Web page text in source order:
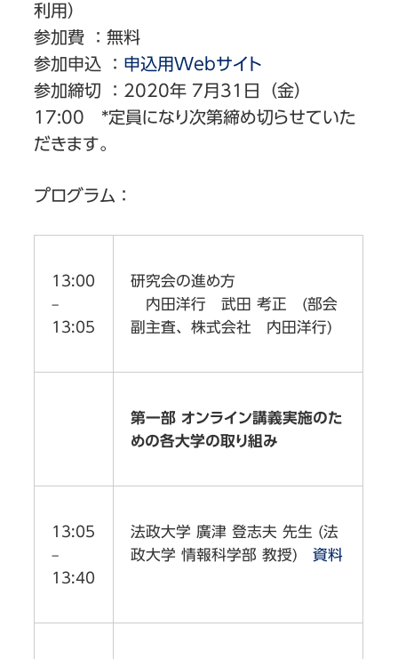
利用）
参加費 ：無料
参加申込 ： 申込用Webサイト
参加締切 ：2020年 7月31日（金）
17:00 *定員になり次第締め切らせていた
だきます。
プログラム：
13:00
–
13:05
研究会の進め方
内田洋行 武田 考正 (部会
副主査、株式会社 内田洋行)
第一部 オンライン講義実施のた
めの各大学の取り組み
13:05
–
13:40
法政大学 廣津 登志夫 先生 (法
政大学 情報科学部 教授)資料